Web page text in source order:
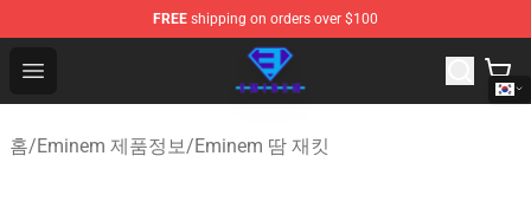
FREE shipping on orders over $100
Open menu
Eminem Store - Official Eminem Merchandise Shop
홈/Eminem 제품정보/Eminem 땀 재킷